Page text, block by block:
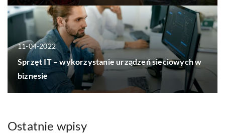
11-04-2022
Sprzęt IT – wykorzystanie urządzeń sieciowych w
biznesie
Ostatnie wpisy